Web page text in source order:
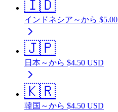
🇮🇩
インドネシア ～から $5.00
🇯🇵
日本～から $4.50 USD
🇰🇷
韓国 ～から $4.50 USD